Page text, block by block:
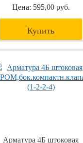
Цена: 595,00 руб.
Купить
Арматура 4Б штоковая